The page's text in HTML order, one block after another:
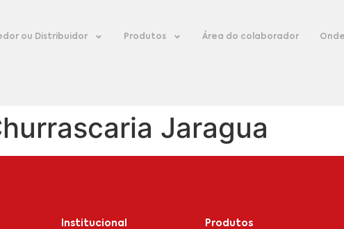
ou Distribuidor Produtos Área do colaborador
Jaragua
Institucional Produtos